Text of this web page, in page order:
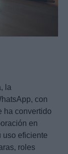
la
con
ha convertido
en
uso eficiente
roles